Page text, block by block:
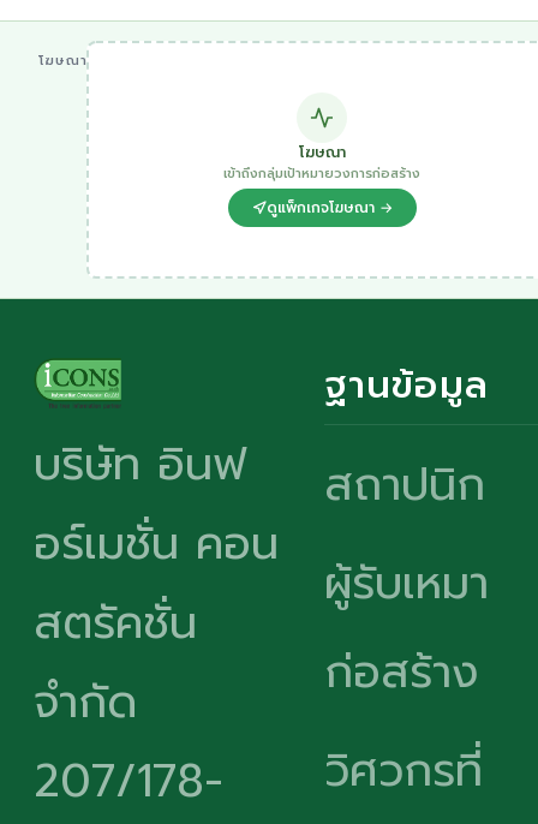
โฆษณา
โฆษณา
เข้าถึงกลุ่มเป้าหมายวงการก่อสร้าง
ดูแพ็กเกจโฆษณา →
บริษัท อินฟ
อร์เมชั่น คอน
สตรัคชั่น
จำกัด
207/178-
ฐานข้อมูล
สถาปนิก
ผู้รับเหมา
ก่อสร้าง
วิศวกรที่